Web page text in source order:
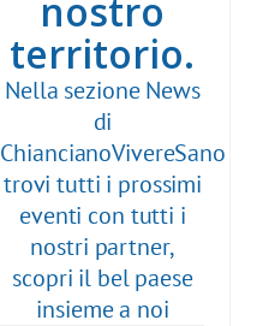
nostro
territorio.
Nella sezione News
di
ChiancianoVivereSano
trovi tutti i prossimi
eventi con tutti i
nostri partner,
scopri il bel paese
insieme a noi